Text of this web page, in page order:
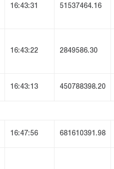
16:43:31 51537464.16
16:43:22 2849586.30
16:43:13 450788398.20
16:47:56 681610391.98